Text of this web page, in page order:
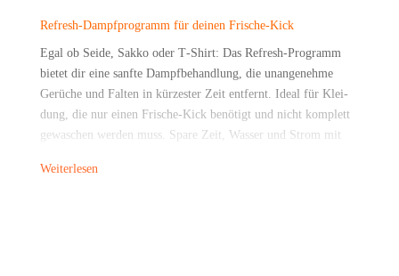
Refresh-Dampf­pro­gramm für dei­nen Frische-Kick
Egal ob Sei­de, Sak­ko oder T‑Shirt: Das Refresh-Pro­gramm
bie­tet dir eine sanf­te Dampf­be­hand­lung, die unan­ge­neh­me
Gerü­che und Fal­ten in kür­zes­ter Zeit ent­fernt. Ide­al für Klei­
dung, die nur einen Fri­sche-Kick benö­tigt und nicht kom­plett
gewa­schen wer­den muss. Spa­re Zeit, Was­ser und Strom mit
Weiterlesen